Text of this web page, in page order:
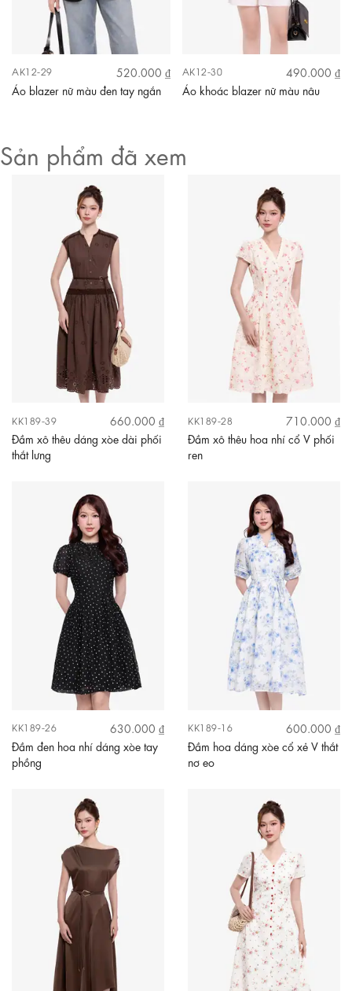
AK12-29
520.000 ₫
Áo blazer nữ màu đen tay ngắn
AK12-30
490.000 ₫
Áo khoác blazer nữ màu nâu
Sản phẩm đã xem
KK189-39
660.000 ₫
Đầm xô thêu dáng xòe dài phối
thắt lưng
KK189-28
710.000 ₫
Đầm xô thêu hoa nhí cổ V phối
ren
KK189-26
630.000 ₫
Đầm đen hoa nhí dáng xòe tay
phồng
KK189-16
600.000 ₫
Đầm hoa dáng xòe cổ xẻ V thắt
nơ eo